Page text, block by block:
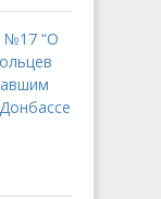
№17 “О